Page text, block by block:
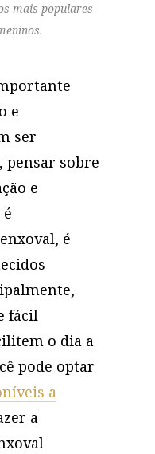
mais populares
e
ser
pensar sobre
e
é
fácil
o dia a
pode optar
a
a